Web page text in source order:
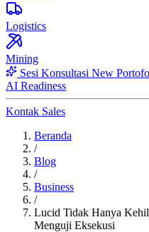
Logistics
Mining
Sesi Konsultasi New
AI Readiness
Kontak Sales
Beranda
/
Blog
/
Business
/
Lucid Tidak Hanya
Menguji Eksekusi